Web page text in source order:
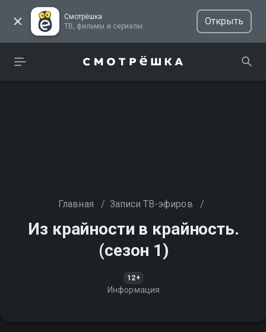
Смотрёшка
ТВ, фильмы и сериалы
Открыть
Главная / Записи ТВ-эфиров /
Из крайности в крайность.
(сезон 1)
12+
Информация